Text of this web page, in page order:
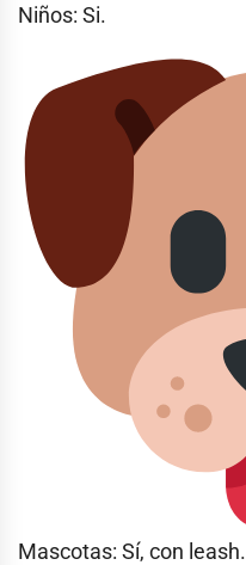
Niños: Si.
Mascotas: Sí, con leash.